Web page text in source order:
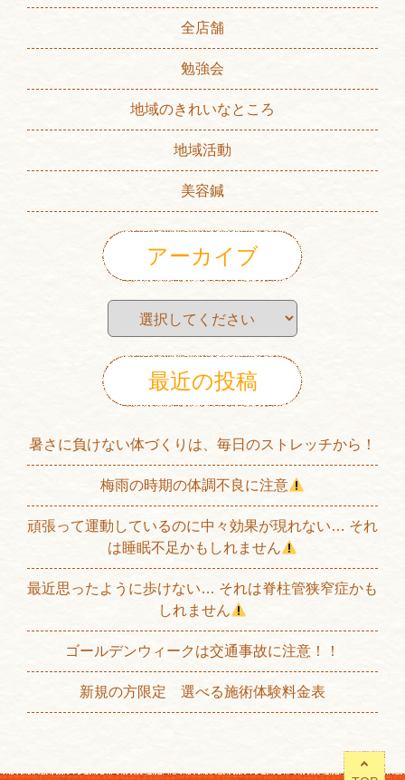
全店舗
勉強会
地域のきれいなところ
地域活動
美容鍼
アーカイブ
最近の投稿
暑さに負けない体づくりは、毎日のストレッチから！
梅雨の時期の体調不良に注意
頑張って運動しているのに中々効果が現れない… それ
は睡眠不足かもしれません
最近思ったように歩けない… それは脊柱管狭窄症かも
しれません
ゴールデンウィークは交通事故に注意！！
新規の方限定 選べる施術体験料金表